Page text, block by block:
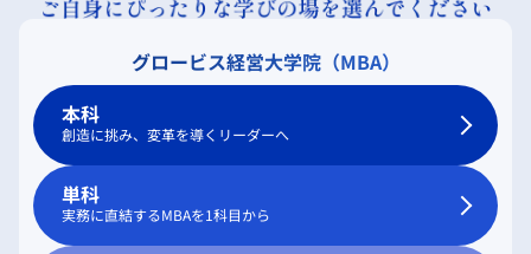
グロービス経営大学院（MBA）
本科
創造に挑み、変革を導くリーダーへ
単科
実務に直結するMBAを1科目から